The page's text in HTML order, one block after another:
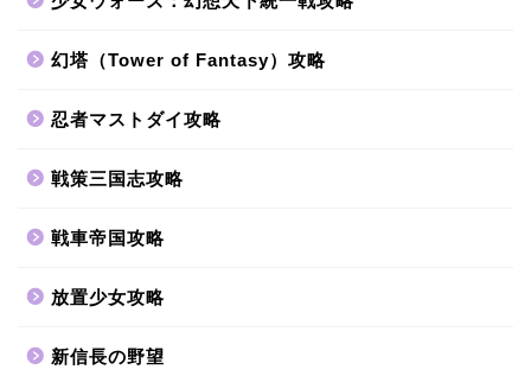
幻塔（Tower of Fantasy）攻略
忍者マストダイ攻略
戦策三国志攻略
戦車帝国攻略
放置少女攻略
新信長の野望